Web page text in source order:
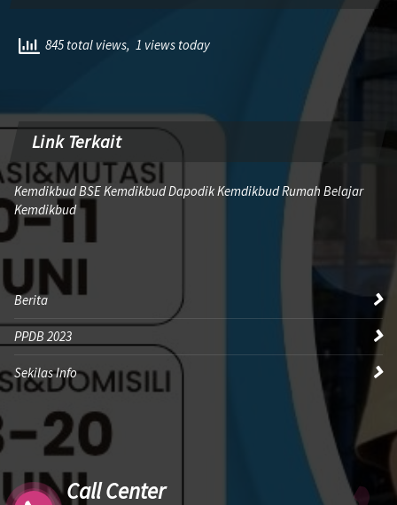
845 total views, 1 views today
Link Terkait
Kemdikbud BSE Kemdikbud Dapodik Kemdikbud Rumah Belajar
Kemdikbud
Berita
PPDB 2023
Sekilas Info
Call Center